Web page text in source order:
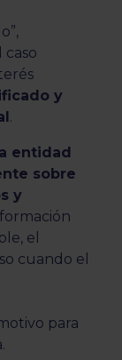
caso
y
.
entidad
sobre
y
el
cuando el
para